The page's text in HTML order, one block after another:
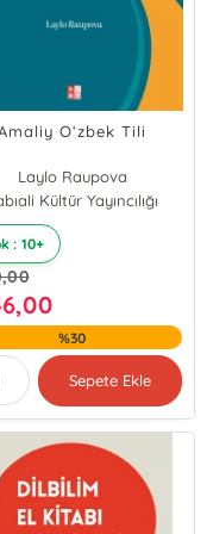
O‘zbek Tili
Laylo Raupova
Kültür Yayıncılığı
: 10+
%30
Sepete Ekle